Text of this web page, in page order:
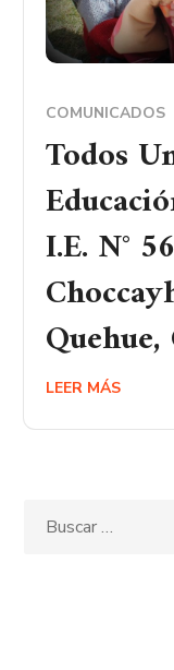
COMUNICADOS
Todos
I.E. N°
Quehue,
LEER MÁS